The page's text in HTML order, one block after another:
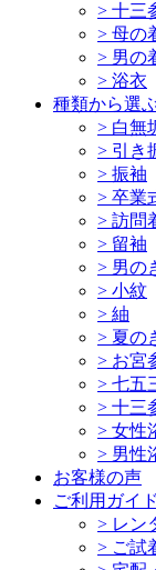
> 十三
> 母の
> 男の
> 浴衣
種類から選
> 白無
> 引き
> 振袖
> 卒業
> 訪問
> 留袖
> 男の
> 小紋
> 紬
> 夏の
> お宮
> 七五
> 十三
> 女性
> 男性
お客様の声
ご利用ガイド
> レン
> ご試